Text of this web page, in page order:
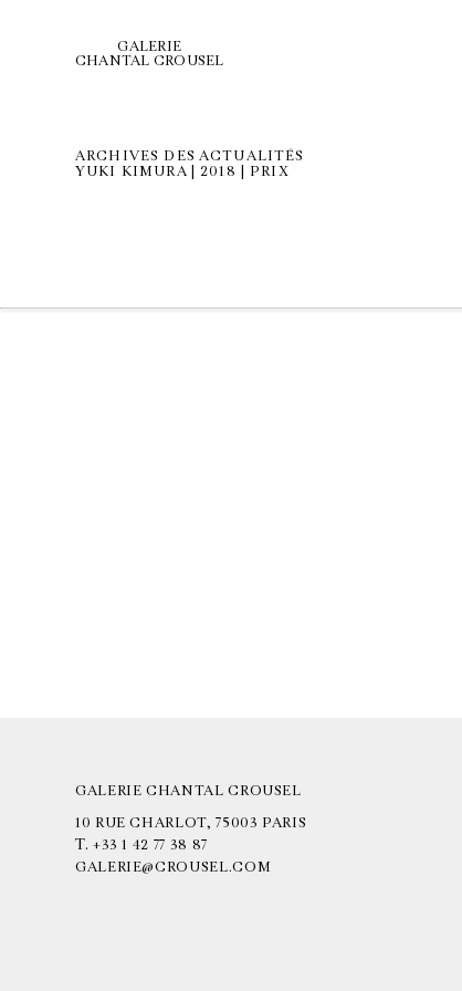
GALERIE
CHANTAL CROUSEL
ARCHIVES DES ACTUALITÉS
YUKI KIMURA | 2018 | PRIX
GALERIE CHANTAL CROUSEL
10 RUE CHARLOT, 75003 PARIS
T. +33 1 42 77 38 87
GALERIE@CROUSEL.COM